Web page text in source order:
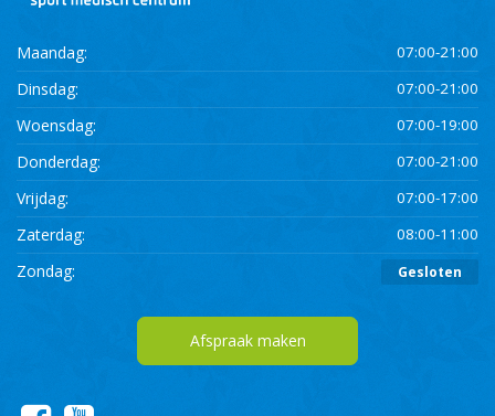
Maandag: 07:00-21:00
Dinsdag: 07:00-21:00
Woensdag: 07:00-19:00
Donderdag: 07:00-21:00
Vrijdag: 07:00-17:00
Zaterdag: 08:00-11:00
Zondag: Gesloten
Afspraak maken